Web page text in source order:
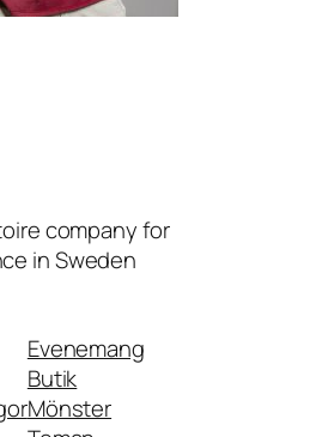
company for
in Sweden
Evenemang
Butik
Mönster